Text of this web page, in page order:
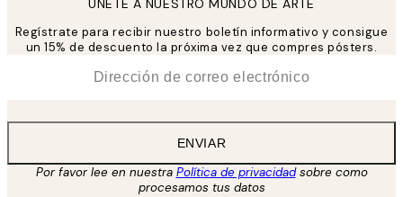
UNETE A NUESTRO MUNDO DE ARTE
Regístrate para recibir nuestro boletín informativo y consigue
un 15% de descuento la próxima vez que compres pósters.
ENVIAR
Por favor lee en nuestra Política de privacidadsobre como
procesamos tus datos